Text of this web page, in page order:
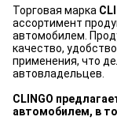
Торговая марка
ассортимент
автомобилем.
качество,
применения, что
автовладельцев.
CLINGO
автомобилем, в